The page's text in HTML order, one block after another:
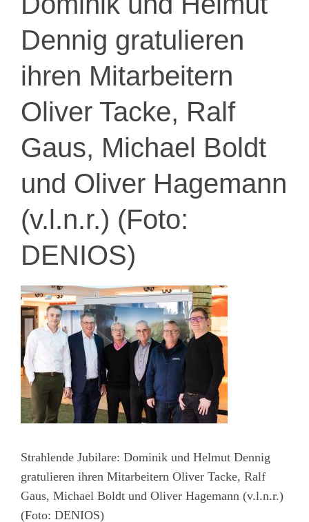
Dennig gratulieren
ihren Mitarbeitern
Oliver Tacke, Ralf
Gaus, Michael Boldt
und Oliver Hagemann
(v.l.n.r.) (Foto:
DENIOS)
Strahlende Jubilare: Dominik und Helmut Dennig
gratulieren ihren Mitarbeitern Oliver Tacke, Ralf
Gaus, Michael Boldt und Oliver Hagemann (v.l.n.r.)
(Foto: DENIOS)